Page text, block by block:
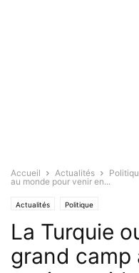
Accueil Actualités
au monde pour venir en...
Actualités Politique
La Turquie
grand camp